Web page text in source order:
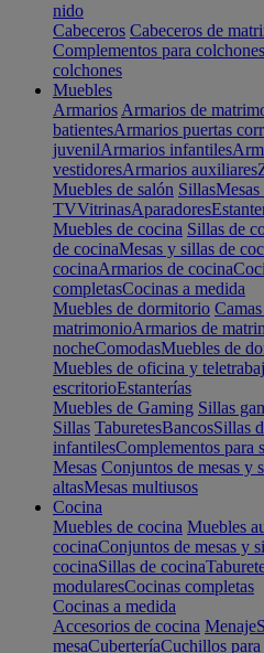
nido
Cabeceros Cabeceros de
Complementos para colchones
colchones
Muebles
Armarios Armarios de
batientesArmarios puertas
juvenilArmarios infantiles
vestidoresArmarios auxiliares
Muebles de salón SillasMesas
TVVitrinasAparadores
Muebles de cocina Sillas de
de cocinaMesas y sillas de
cocinaArmarios de cocina
completasCocinas a medida
Muebles de dormitorio
matrimonioArmarios de
nocheComodasMuebles de
Muebles de oficina y
escritorioEstanterías
Muebles de Gaming Sillas
Sillas TaburetesBancosSillas
infantilesComplementos para
Mesas Conjuntos de mesas y
altasMesas multiusos
Cocina
Muebles de cocina Muebles
cocinaConjuntos de mesas y
cocinaSillas de cocina
modularesCocinas completas
Cocinas a medida
Accesorios de cocina Menaje
mesaCuberteríaCuchillos